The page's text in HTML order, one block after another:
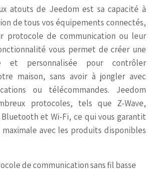
atouts de Jeedom est sa capacité à
de tous vos équipements connectés,
protocole de communication ou leur
vous permet de créer une
et personnalisée pour contrôler
maison, sans avoir à jongler avec
ou télécommandes. Jeedom
protocoles, tels que Z-Wave,
Bluetooth et Wi-Fi, ce qui vous garantit
avec les produits disponibles
de communication sans fil basse